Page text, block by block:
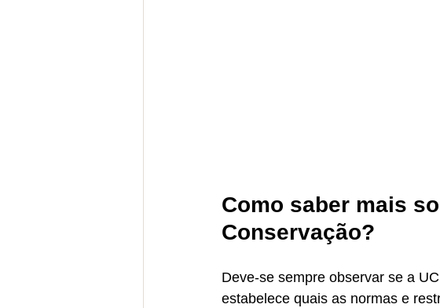
Como saber mais
Conservação?
Deve-se sempre observar se a
estabelece quais as normas e